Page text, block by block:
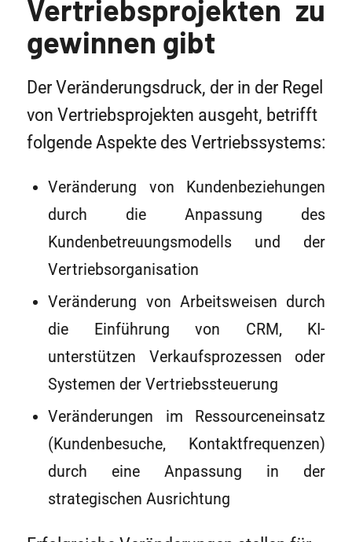
Vertriebsprojekten zu
gewinnen gibt
Der Veränderungsdruck, der in der Regel
von Vertriebsprojekten ausgeht, betrifft
folgende Aspekte des Vertriebssystems:
Veränderung von Kundenbeziehungen
durch die Anpassung des
Kundenbetreuungsmodells und der
Vertriebsorganisation
Veränderung von Arbeitsweisen durch
die Einführung von CRM, KI-
unterstützen Verkaufsprozessen oder
Systemen der Vertriebssteuerung
Veränderungen im Ressourceneinsatz
(Kundenbesuche, Kontaktfrequenzen)
durch eine Anpassung in der
strategischen Ausrichtung